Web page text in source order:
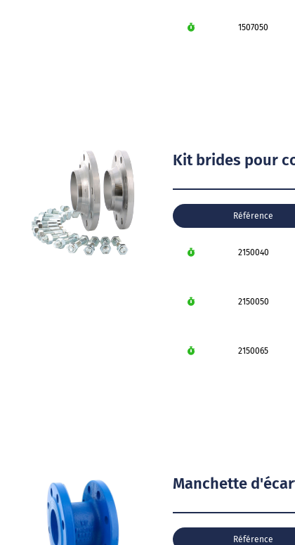
1507050
Kit brides pour
Référence
2150040
2150050
2150065
Manchette
Référence